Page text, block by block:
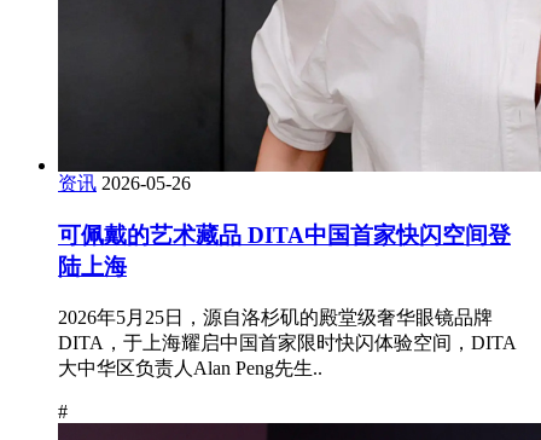
资讯 2026-05-26
可佩戴的艺术藏品 DITA中国首家快闪空间登
陆上海
2026年5月25日，源自洛杉矶的殿堂级奢华眼镜品牌
DITA，于上海耀启中国首家限时快闪体验空间，DITA
大中华区负责人Alan Peng先生..
#